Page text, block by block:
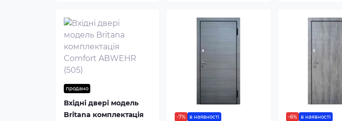
продано
Вхідні двері модель
Britana комплектація
-7% в наявності -6% в наявності